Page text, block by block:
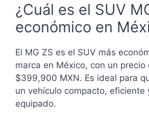
¿Cuál es el SUV
económico en
El MG ZS es el SUV más
marca en México, con un precio
$399,900 MXN. Es ideal para
un vehículo compacto, eficiente
equipado.